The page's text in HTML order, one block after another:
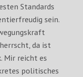
Standards
sein.
da ist
Mir reicht es
politisches